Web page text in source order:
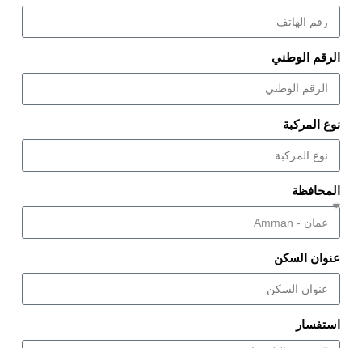
الرقم الوطني
نوع المركبة
المحافظة
عنوان السكن
استفسار